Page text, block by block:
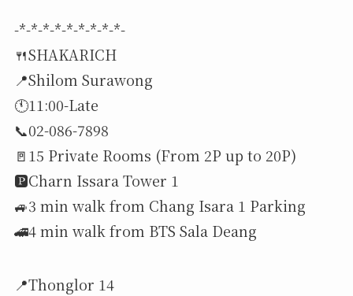
-*-*-*-*-*-*-*-*-*-
🍴SHAKARICH
📍Shilom Surawong
🕚11:00-Late
📞02-086-7898
🚪15 Private Rooms (From 2P up to 20P)
🅿️Charn Issara Tower 1
🚙3 min walk from Chang Isara 1 Parking
🚄4 min walk from BTS Sala Deang
📍Thonglor 14